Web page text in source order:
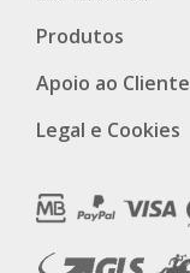
Produtos
Apoio ao Cliente
Legal e Cookies